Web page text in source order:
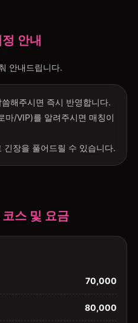
안내
안내드립니다.
해주시면 즉시 반영합니다.
마/VIP)를 알려주시면 매칭이
긴장을 풀어드릴 수 있습니다.
스 및 요금
70,000
80,000